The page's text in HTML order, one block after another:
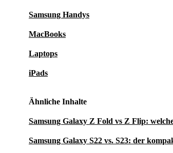
Samsung Handys
MacBooks
Laptops
iPads
Ähnliche Inhalte
Samsung Galaxy Z Fold vs Z Flip:
Samsung Galaxy S22 vs. S23: der